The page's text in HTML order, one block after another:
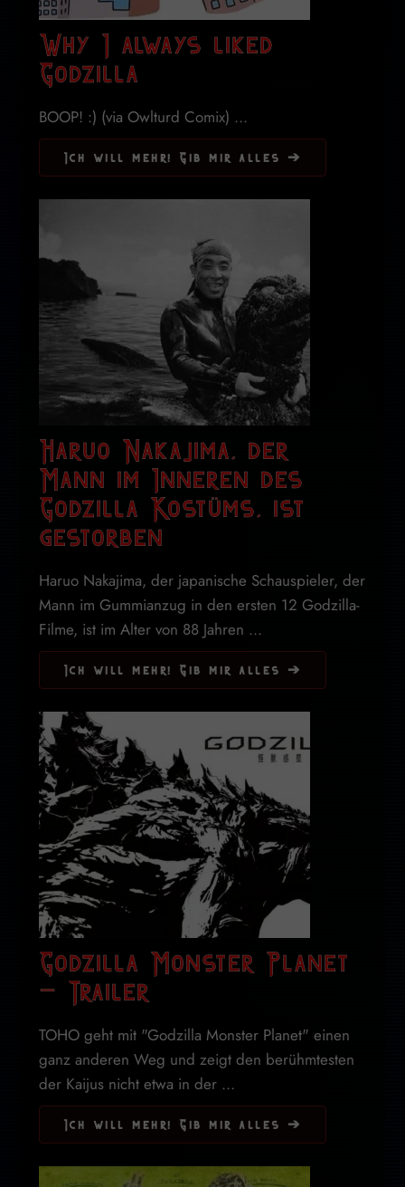
Why I always liked
Godzilla
BOOP! :) (via Owlturd Comix) ...
Ich will mehr! Gib mir alles ➔
Haruo Nakajima, der
Mann im Inneren des
Godzilla Kostüms, ist
gestorben
Haruo Nakajima, der japanische Schauspieler, der
Mann im Gummianzug in den ersten 12 Godzilla-
Filme, ist im Alter von 88 Jahren ...
Ich will mehr! Gib mir alles ➔
Godzilla Monster Planet
– Trailer
TOHO geht mit "Godzilla Monster Planet" einen
ganz anderen Weg und zeigt den berühmtesten
der Kaijus nicht etwa in der ...
Ich will mehr! Gib mir alles ➔